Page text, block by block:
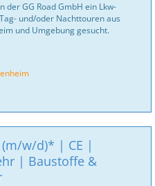
der GG Road GmbH ein Lkw-
und/oder Nachttouren aus
und Umgebung gesucht.
(m/w/d)* | CE |
| Baustoffe &